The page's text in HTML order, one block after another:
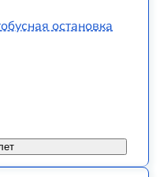
остановка